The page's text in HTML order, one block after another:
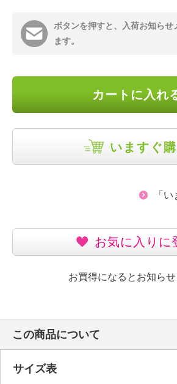
ボタンを押すと、入荷お知らせ
ます。
カートに入れ
いますぐ購
「
お気に入りに
お買得になるとお知ら
この商品について
サイズ表